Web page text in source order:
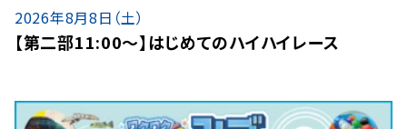
2026年8月8日（土）
【第二部11:00～】はじめてのハイハイレース